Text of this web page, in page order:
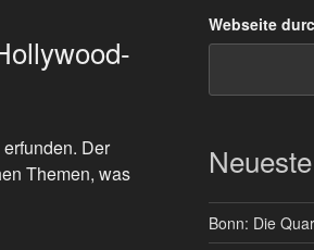
Der
Themen, was
Webseite
Bonn: Die